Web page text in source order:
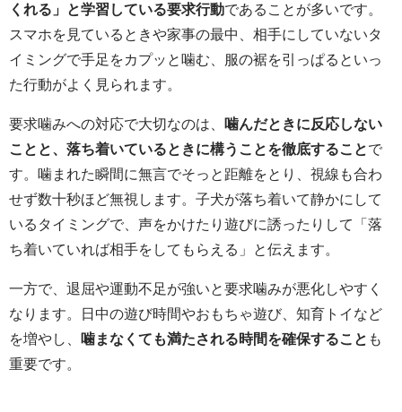
くれる」と学習している要求行動であることが多いです。
スマホを見ているときや家事の最中、相手にしていないタ
イミングで手足をカプッと噛む、服の裾を引っぱるといっ
た行動がよく見られます。
要求噛みへの対応で大切なのは、
噛んだときに反応しない
ことと、落ち着いているときに構うことを徹底することで
す。噛まれた瞬間に無言でそっと距離をとり、視線も合わ
せず数十秒ほど無視します。子犬が落ち着いて静かにして
いるタイミングで、声をかけたり遊びに誘ったりして「落
ち着いていれば相手をしてもらえる」と伝えます。
一方で、退屈や運動不足が強いと要求噛みが悪化しやすく
なります。日中の遊び時間やおもちゃ遊び、知育トイなど
を増やし、
噛まなくても満たされる時間を確保すること も
重要です。